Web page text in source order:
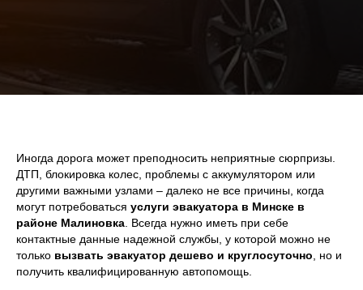
Иногда дорога может преподносить неприятные сюрпризы.
ДТП, блокировка колес, проблемы с аккумулятором или
другими важными узлами – далеко не все причины, когда
могут потребоваться услуги эвакуатора в Минске в
районе Малиновка . Всегда нужно иметь при себе
контактные данные надежной службы, у которой можно не
только вызвать эвакуатор дешево и круглосуточно , но и
получить квалифицированную автопомощь.